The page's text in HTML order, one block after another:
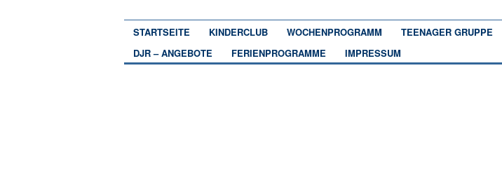
STARTSEITE KINDERCLUB WOCHENPROGRAMM TEENAGER GRUPPE
DJR – ANGEBOTE
FERIENPROGRAMME IMPRESSUM